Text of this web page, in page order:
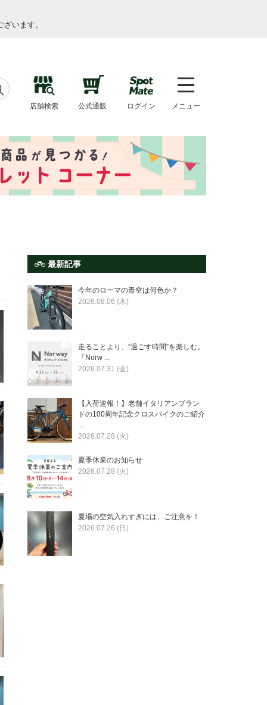
います。
店舗検索 公式通販 ログイン メニュー
最新記事
今年のローマの青空は何色か？
2026.08.06 (木)
走ることより、”過ごす時間”を楽しむ。
「Norw ...
2026.07.31 (金)
【入荷速報！】老舗イタリアンブラン
ドの100周年記念クロスバイクのご紹介
...
2026.07.28 (火)
夏季休業のお知らせ
2026.07.28 (火)
夏場の空気入れすぎには、ご注意を！
2026.07.26 (日)